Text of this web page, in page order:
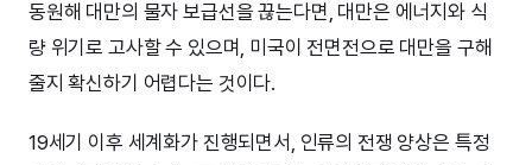
동원해 대만의 물자 보급선을 끊는다면, 대만은 에너지와 식
량 위기로 고사할 수 있으며, 미국이 전면전으로 대만을 구해
줄지 확신하기 어렵다는 것이다.
19세기 이후 세계화가 진행되면서, 인류의 전쟁 양상은 특정